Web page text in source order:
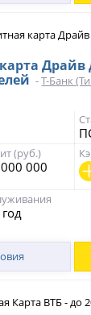
Драйв
-Т-Банк
(руб.)
000